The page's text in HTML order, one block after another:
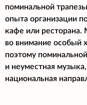
поминальной
опыта организации
кафе или ресторана.
во внимание особый
поэтому
и неуместная
национальная